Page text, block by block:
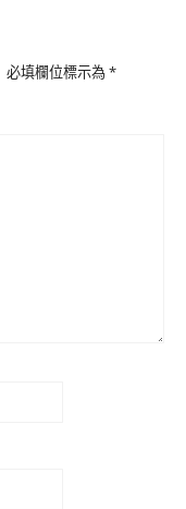
必填欄位標示為*